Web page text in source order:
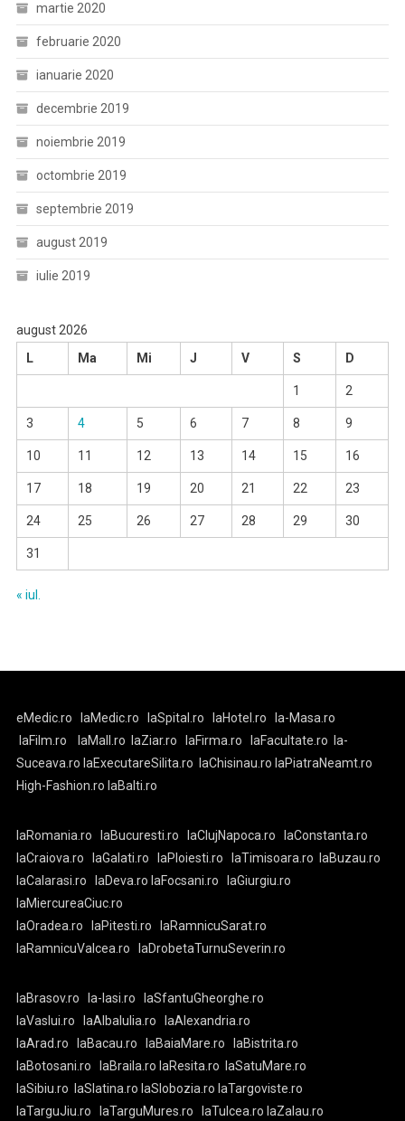
martie 2020
februarie 2020
ianuarie 2020
decembrie 2019
noiembrie 2019
octombrie 2019
septembrie 2019
august 2019
iulie 2019
august 2026
L
Ma Mi J V S D
1 2
3 4 5 6 7 8 9
10 11 12 13 14 15 16
17 18 19 20 21 22 23
24 25 26 27 28 29 30
31
« iul.
eMedic.ro laMedic.ro laSpital.ro laHotel.ro
la-Masa.ro
laFilm.ro
laMall.ro laZiar.ro laFirma.ro laFacultate.ro
la-
Suceava.ro laExecutareSilita.ro laChisinau.ro laPiatraNeamt.ro
High-Fashion.ro laBalti.ro
laRomania.ro laBucuresti.ro laClujNapoca.ro
laConstanta.ro
laCraiova.ro
laGalati.ro laPloiesti.ro laTimisoara.ro
laBuzau.ro
laCalarasi.ro
laDeva.ro laFocsani.ro
laGiurgiu.ro
laMiercureaCiuc.ro
laOradea.ro
laPitesti.ro
laRamnicuSarat.ro
laRamnicuValcea.ro
laDrobetaTurnuSeverin.ro
laBrasov.ro la-Iasi.ro
laSfantuGheorghe.ro
laVaslui.ro
laAlbaIulia.ro
laAlexandria.ro
laArad.ro
laBacau.ro laBaiaMare.ro
laBistrita.ro
laBotosani.ro
laBraila.ro laResita.ro
laSatuMare.ro
laSibiu.ro
laSlatina.ro laSlobozia.ro laTargoviste.ro
laTarguJiu.ro
laTarguMures.ro laTulcea.ro laZalau.ro